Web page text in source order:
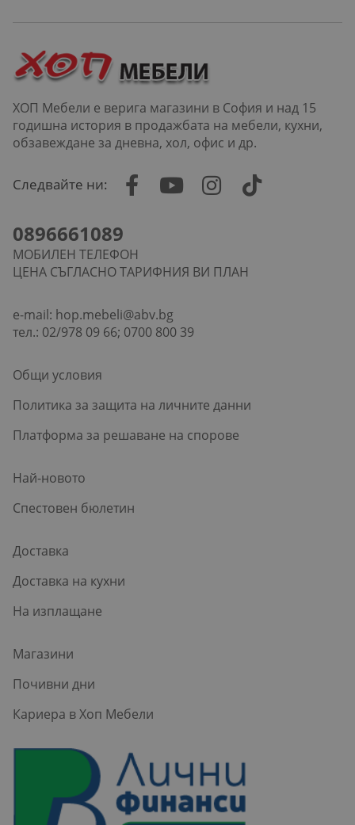
ХОП Мебели е верига магазини в София и над 15
годишна история в продажбата на мебели, кухни,
обзавеждане за дневна, хол, офис и др.
Следвайте ни:
0896661089
МОБИЛЕН ТЕЛЕФОН
ЦЕНА СЪГЛАСНО ТАРИФНИЯ ВИ ПЛАН
e-mail: hop.mebeli@abv.bg
тел.: 02/978 09 66; 0700 800 39
Общи условия
Политика за защита на личните данни
Платформа за решаване на спорове
Най-новото
Спестовен бюлетин
Доставка
Доставка на кухни
На изплащане
Магазини
Почивни дни
Кариера в Хоп Мебели